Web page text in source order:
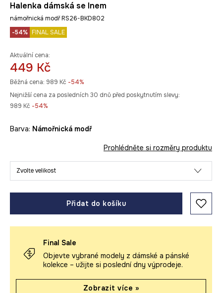
Halenka dámská se lnem
námořnická modř RS26-BKD802
-54% FINAL SALE
Aktuální cena:
449 Kč
Běžná cena: 989 Kč -54%
Nejnižší cena za posledních 30 dnů před poskytnutím slevy:
989 Kč -54%
Barva: námořnická modř
Prohlédněte si rozměry produktu
Zvolte velikost
Přidat do košíku
Final Sale
Objevte vybrané modely z dámské a pánské
kolekce – užijte si poslední dny výprodeje.
Zobrazit více »